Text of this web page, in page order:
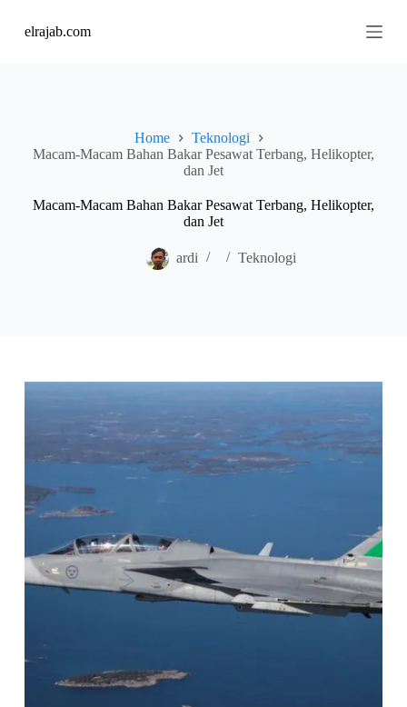
kelrajab.com
Home
Teknologi
Macam-Macam Bahan Bakar Pesawat Terbang, Helikopter,
dan Jet
Macam-Macam Bahan Bakar Pesawat Terbang, Helikopter,
dan Jet
ardi Teknologi